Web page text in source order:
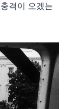
격이 오겠는